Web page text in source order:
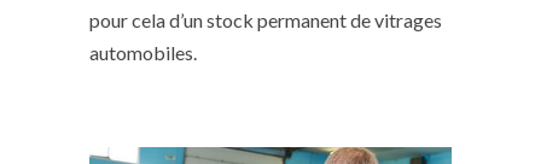
pour cela d’un stock permanent de vitrages
automobiles.